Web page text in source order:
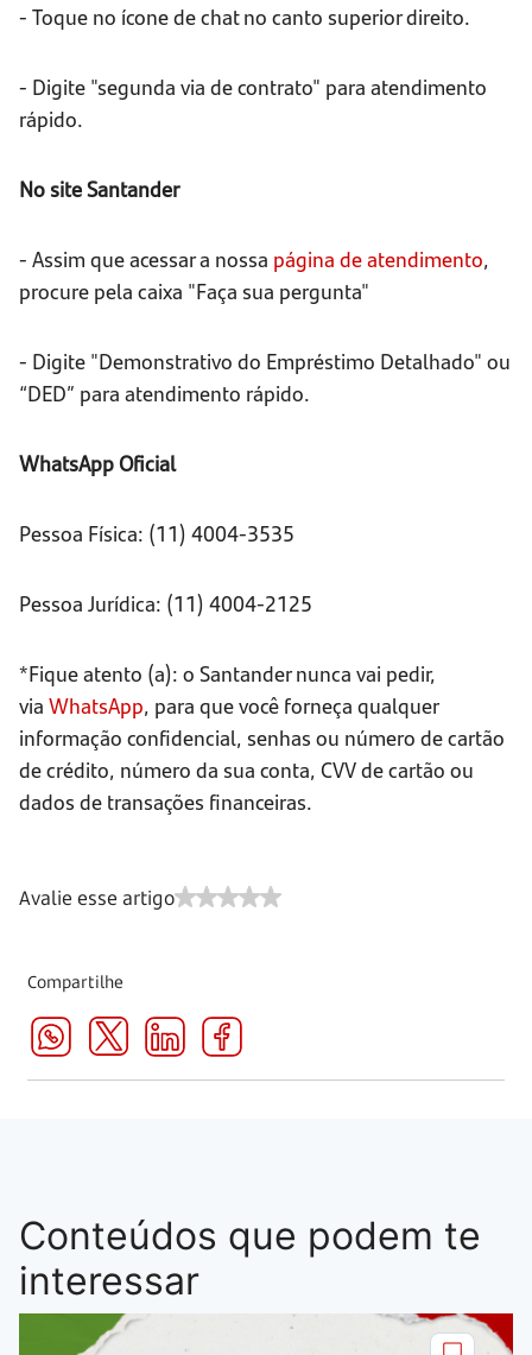
- Toque no ícone de chat no canto superior direito.
- Digite "segunda via de contrato" para atendimento
rápido.
No site Santander
- Assim que acessar a nossa página de atendimento,
procure pela caixa "Faça sua pergunta"
- Digite "Demonstrativo do Empréstimo Detalhado" ou
“DED” para atendimento rápido.
WhatsApp Oficial
Pessoa Física: (11) 4004-3535
Pessoa Jurídica: (11) 4004-2125
*Fique atento (a): o Santander nunca vai pedir,
via WhatsApp, para que você forneça qualquer
informação confidencial, senhas ou número de cartão
de crédito, número da sua conta, CVV de cartão ou
dados de transações financeiras.
Avalie esse artigo
Compartilhe
Conteúdos que podem te
interessar